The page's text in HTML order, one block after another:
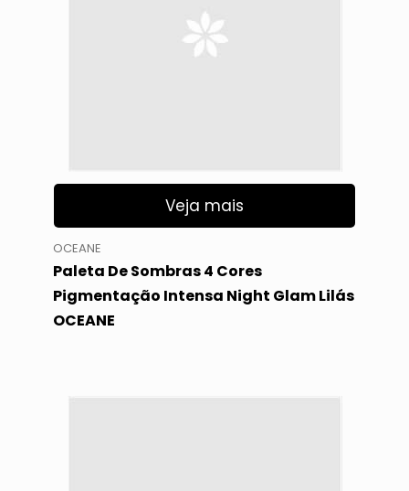
Veja mais
OCEANE
Paleta De Sombras 4 Cores
Pigmentação Intensa Night Glam Lilás
OCEANE